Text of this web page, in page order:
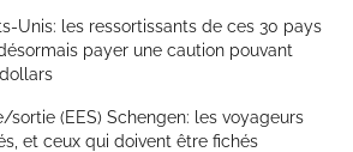
Unis: les ressortissants de ces 30 pays
payer une caution pouvant
sortie (EES) Schengen: les voyageurs
et ceux qui doivent être fichés